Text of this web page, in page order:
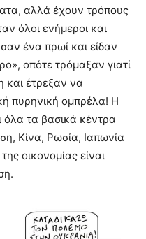
αλλά έχουν τρόπους
όλοι ενήμεροι και
ένα πρωί και είδαν
οπότε τρόμαξαν γιατί
έτρεξαν να
πυρηνική ομπρέλα! Η
όλα τα βασικά κέντρα
Κίνα, Ρωσία, Ιαπωνία
οικονομίας είναι